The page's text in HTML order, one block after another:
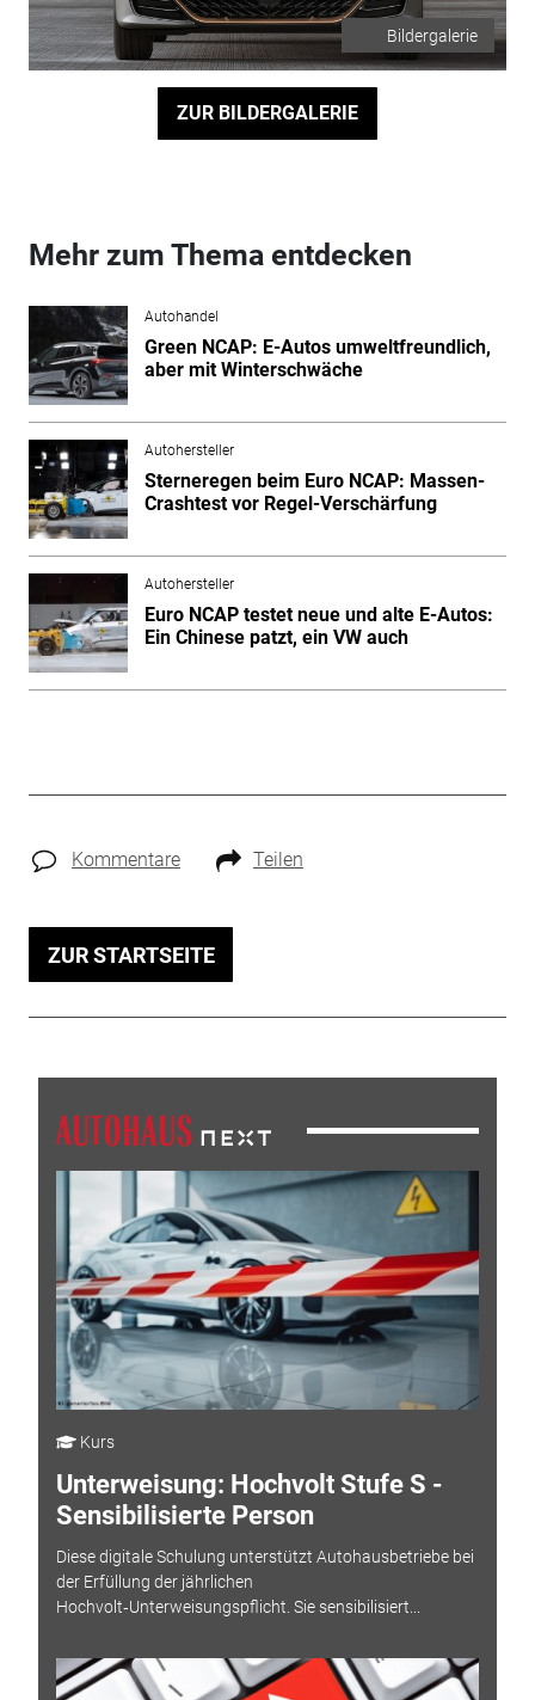
Bildergalerie
ZUR BILDERGALERIE
Mehr zum Thema entdecken
Autohandel
Green NCAP: E-Autos umweltfreundlich,
aber mit Winterschwäche
Autohersteller
Sterneregen beim Euro NCAP: Massen-
Crashtest vor Regel-Verschärfung
Autohersteller
Euro NCAP testet neue und alte E-Autos:
Ein Chinese patzt, ein VW auch
Kommentare Teilen
ZUR STARTSEITE
Kurs
Unterweisung: Hochvolt Stufe S -
Sensibilisierte Person
Diese digitale Schulung unterstützt Autohausbetriebe bei
der Erfüllung der jährlichen
Hochvolt‑Unterweisungspflicht. Sie sensibilisiert...